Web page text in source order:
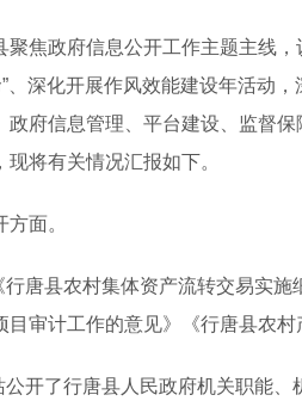
聚焦政府信息公开工作主题主线
”、深化开展作风效能建设年活动
政府信息管理、平台建设、监督
将有关情况汇报如下。
方面。
行唐县农村集体资产流转交易实
目审计工作的意见》《行唐县农
公开了行唐县人民政府机关职能